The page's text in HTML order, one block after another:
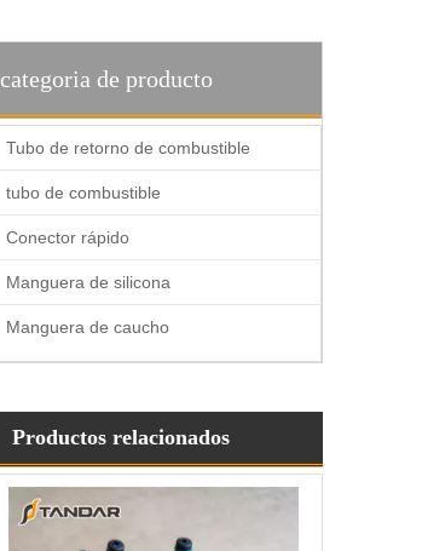
categoria de producto
Tubo de retorno de combustible
tubo de combustible
Conector rápido
Manguera de silicona
Manguera de caucho
Productos relacionados